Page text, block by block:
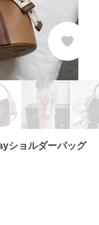
ショルダーバッグ